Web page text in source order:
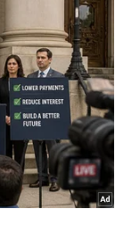
tháng 5,
gia, đợt
nhất trong
qua là
trên tất cả
duy trì ở
hầm